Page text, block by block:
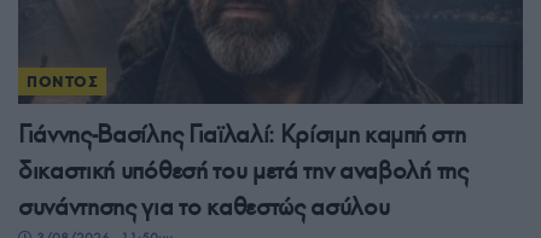
ΠΟΝΤΟΣ
Γιάννης-Βασίλης Γιαϊλαλί: Κρίσιμη καμπή στη
δικαστική υπόθεσή του μετά την αναβολή της
συνάντησης για το καθεστώς ασύλου